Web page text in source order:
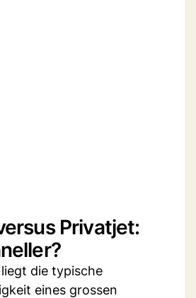
Privatjet:
die typische
eines grossen